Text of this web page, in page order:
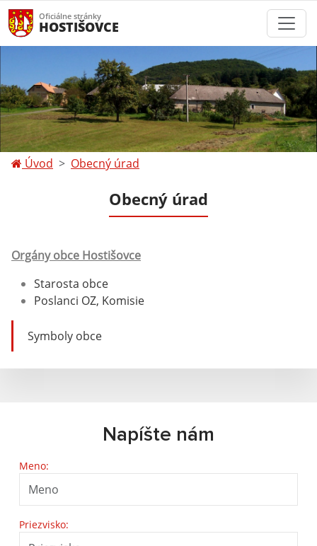
Oficiálne stránky
HOSTIŠOVCE
Úvod Obecný úrad
Obecný úrad
Orgány obce Hostišovce
Starosta obce
Poslanci OZ, Komisie
Symboly obce
Napíšte nám
Meno:
Priezvisko: